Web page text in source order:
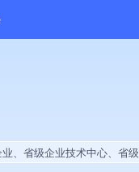
术布局行业领先、经营年限全省同行前20%、集团成员、权威管理体系认证、权威产品认证、大学生就业贡献、2025年公开项目中标、拥有绿色资质、拥有工艺创新能力、拥有著作权、2025年度软件研发量增长